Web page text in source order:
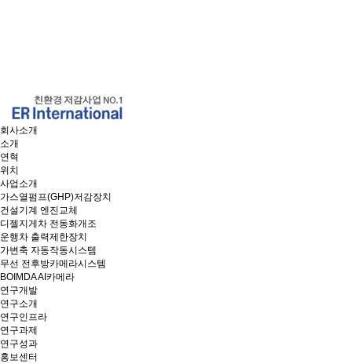
회사소개
소개
연혁
위치
사업소개
가스열펌프(GHP)저감장치
건설기계 엔진교체
디젤지게차 전동화개조
운행차 출력제한장치
가변축 자동작동시스템
무선 전후방카메라시스템
BOIMDA AI카메라
연구개발
연구소개
연구인프라
연구과제
연구성과
홍보센터